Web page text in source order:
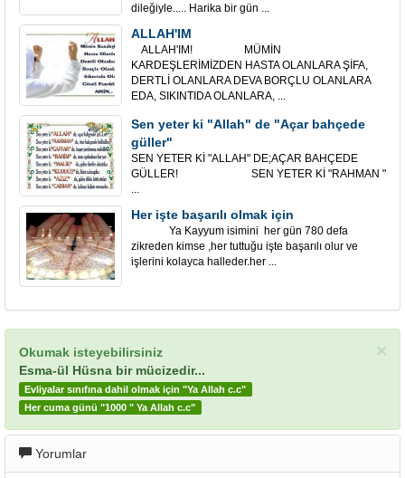
dileğiyle..... Harika bir gün ...
ALLAH'IM
ALLAH'IM! MÜMİN
KARDEŞLERİMİZDEN HASTA OLANLARA ŞİFA,
DERTLİ OLANLARA DEVA BORÇLU OLANLARA
EDA, SIKINTIDA OLANLARA, ...
Sen yeter ki "Allah" de "Açar bahçede
güller"
SEN YETER Kİ "ALLAH" DE;AÇAR BAHÇEDE
GÜLLER! SEN YETER Kİ "RAHMAN "
...
Her işte başarılı olmak için
Ya Kayyum isimini her gün 780 defa
zikreden kimse ,her tuttuğu işte başarılı olur ve
işlerini kolayca halleder.her ...
×
Okumak isteyebilirsiniz
Esma-ül Hüsna bir mücizedir...
Evliyalar sınıfına dahil olmak için "Ya Allah c.c"
Her cuma günü "1000 " Ya Allah c.c"
Yorumlar